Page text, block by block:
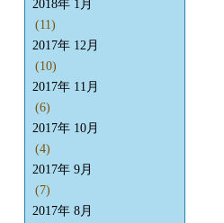
2018年 1月
(11)
2017年 12月
(10)
2017年 11月
(6)
2017年 10月
(4)
2017年 9月
(7)
2017年 8月